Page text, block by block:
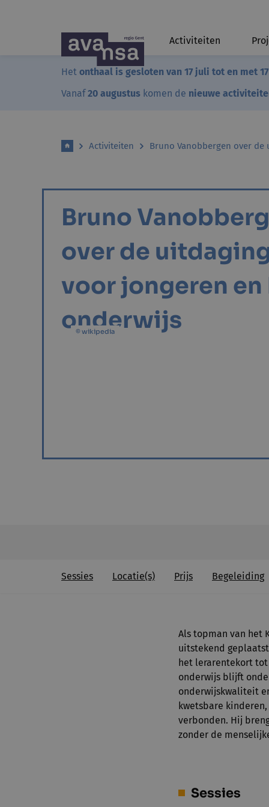
Activiteiten
Het onthaal is gesloten van 17 juli tot en met
Vanaf20 augustus komen de nieuwe
Activiteiten Bruno Vanobbergen over
Bruno
over de
voor jongeren en
onderwijs
© wikipedia
Sessies Locatie(s) Prijs Begeleiding
Als topman van het
uitstekend
het lerarentekort
onderwijs blijft
onderwijskwaliteit
kwetsbare
verbonden. Hij
zonder de
Sessies